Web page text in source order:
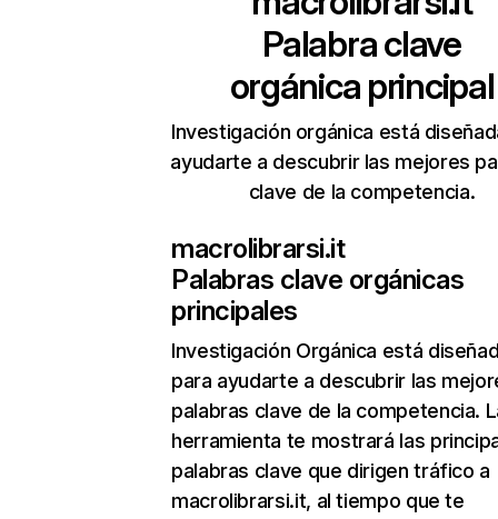
Palabra clave
orgánica principal
Investigación orgánica está
ayudarte a descubrir las mejores
clave de la competencia.
macrolibrarsi.it
Palabras clave orgánicas
principales
Investigación Orgánica está
para ayudarte a descubrir las
palabras clave de la competencia.
herramienta te mostrará las
palabras clave que dirigen tráfico a
macrolibrarsi.it, al tiempo que te